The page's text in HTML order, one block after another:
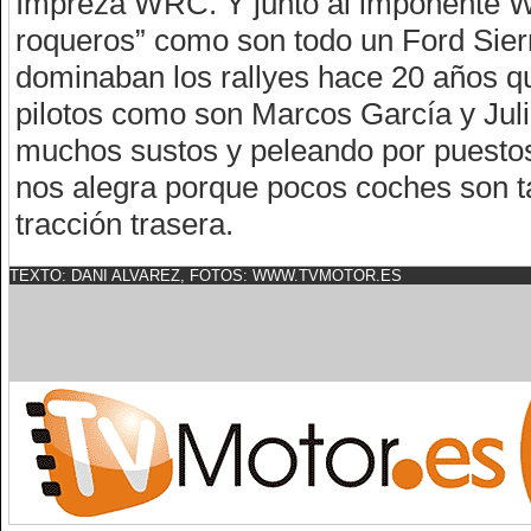
roqueros” como son todo un Ford
dominaban los rallyes hace 20 años
pilotos como son Marcos García y
muchos sustos y peleando por
nos alegra porque pocos coches son
tracción trasera.
TEXTO: DANI ALVAREZ, FOTOS: WWW.TVMOTOR.ES